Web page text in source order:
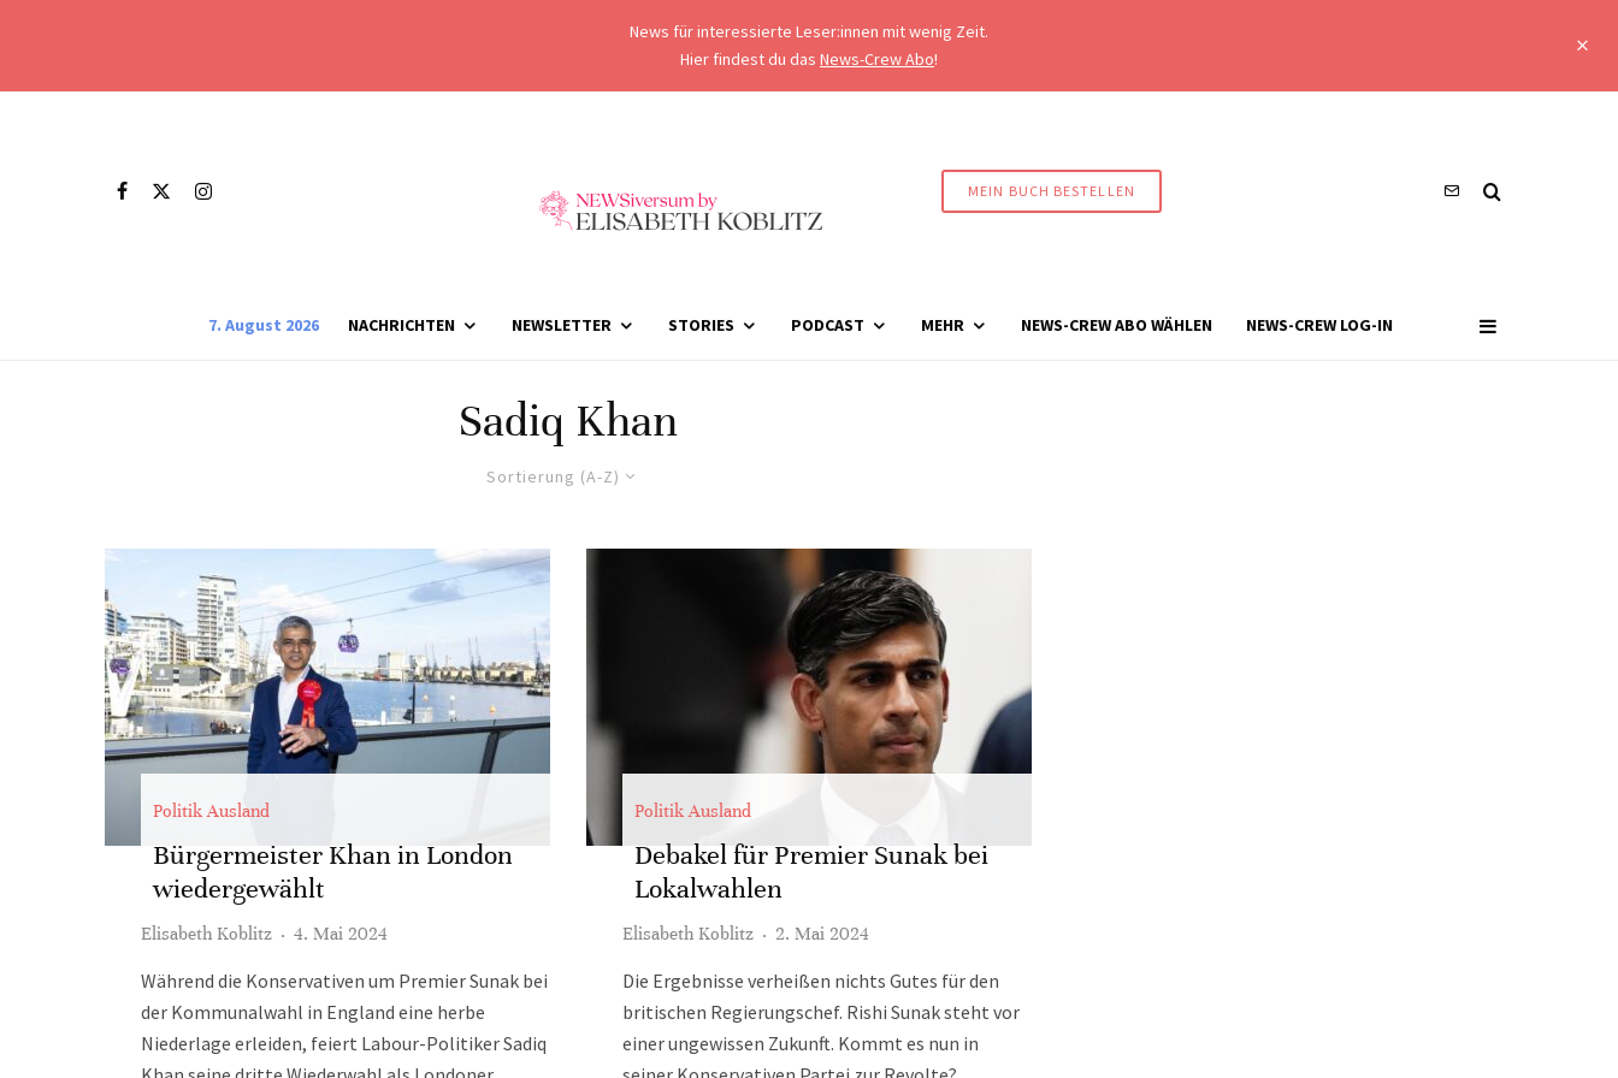
News für interessierte Leser:innen mit wenig Zeit.
Hier findest du das News-Crew Abo!
MEIN BUCH BESTELLEN
7. August 2026 NACHRICHTEN NEWSLETTER STORIES PODCAST MEHR NEWS-CREW ABO WÄHLEN NEWS-CREW LOG-IN
Sadiq Khan
Sortierung (A-Z)
Politik Ausland
Bürgermeister Khan in London
wiedergewählt
Elisabeth Koblitz · 4. Mai 2024
Während die Konservativen um Premier Sunak bei
der Kommunalwahl in England eine herbe
Niederlage erleiden, feiert Labour-Politiker Sadiq
Politik Ausland
Debakel für Premier Sunak bei
Lokalwahlen
Elisabeth Koblitz · 2. Mai 2024
Die Ergebnisse verheißen nichts Gutes für den
britischen Regierungschef. Rishi Sunak steht vor
einer ungewissen Zukunft. Kommt es nun in